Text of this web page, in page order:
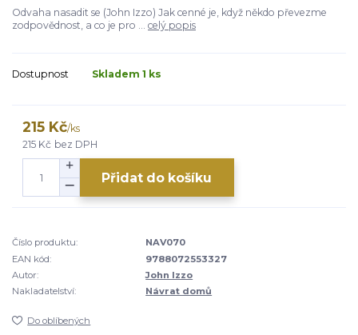
Odvaha nasadit se (John Izzo) Jak cenné je, když někdo převezme
zodpovědnost, a co je pro ... celý popis
Dostupnost Skladem 1 ks
215 Kč/ks
215 Kč bez DPH
Přidat do košíku
Číslo produktu:
NAV070
EAN kód:
9788072553327
Autor:
John Izzo
Nakladatelství:
Návrat domů
Do oblíbených